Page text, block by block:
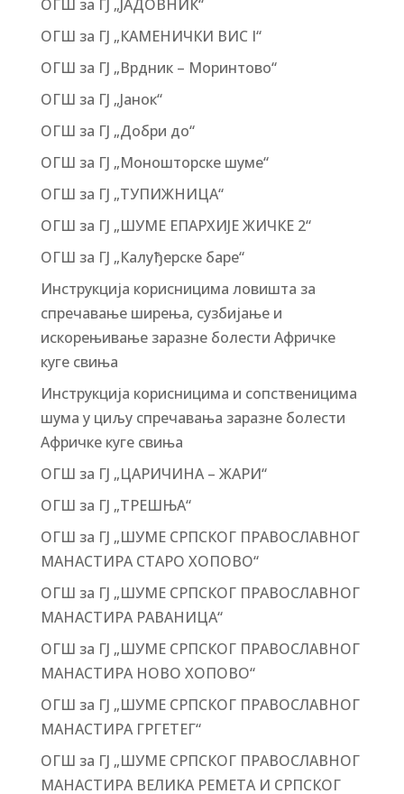
ОГШ за ГЈ „ЈАДОВНИК“
ОГШ за ГЈ „КАМЕНИЧКИ ВИС I“
ОГШ за ГЈ „Врдник – Моринтово“
ОГШ за ГЈ „Јанок“
ОГШ за ГЈ „Добри до“
ОГШ за ГЈ „Моношторске шуме“
ОГШ за ГЈ „ТУПИЖНИЦА“
ОГШ за ГЈ „ШУМЕ ЕПАРХИЈЕ ЖИЧКЕ 2“
ОГШ за ГЈ „Калуђерске баре“
Инструкција корисницима ловишта за
спречавање ширења, сузбијање и
искорењивање заразне болести Афричке
куге свиња
Инструкција корисницима и сопственицима
шума у циљу спречавања заразне болести
Афричке куге свиња
ОГШ за ГЈ „ЦАРИЧИНА – ЖАРИ“
ОГШ за ГЈ „ТРЕШЊА“
ОГШ за ГЈ „ШУМЕ СРПСКОГ ПРАВОСЛАВНОГ
МАНАСТИРА СТАРО ХОПОВО“
ОГШ за ГЈ „ШУМЕ СРПСКОГ ПРАВОСЛАВНОГ
МАНАСТИРА РАВАНИЦА“
ОГШ за ГЈ „ШУМЕ СРПСКОГ ПРАВОСЛАВНОГ
МАНАСТИРА НОВО ХОПОВО“
ОГШ за ГЈ „ШУМЕ СРПСКОГ ПРАВОСЛАВНОГ
МАНАСТИРА ГРГЕТЕГ“
ОГШ за ГЈ „ШУМЕ СРПСКОГ ПРАВОСЛАВНОГ
МАНАСТИРА ВЕЛИКА РЕМЕТА И СРПСКОГ